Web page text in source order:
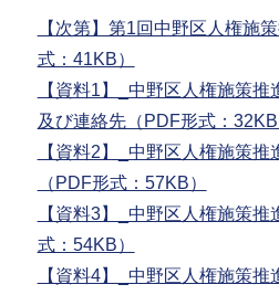
【次第】第1回中野区人権施
式：41KB）
【資料1】_中野区人権施策
及び連絡先（PDF形式：32KB
【資料2】_中野区人権施策
（PDF形式：57KB）
【資料3】_中野区人権施策
式：54KB）
【資料4】_中野区人権施策